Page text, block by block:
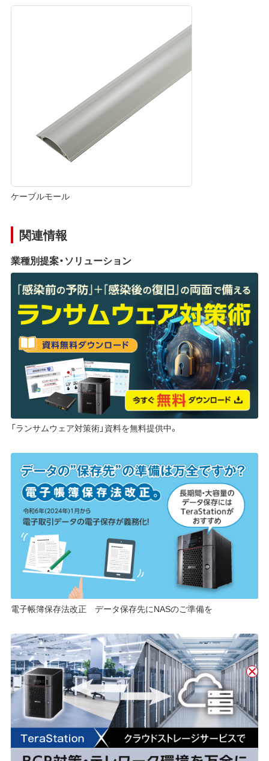
ケーブルモール
関連情報
業種別提案・ソリューション
「ランサムウェア対策術」資料を無料提供中。
電子帳簿保存法改正 データ保存先にNASのご準備を